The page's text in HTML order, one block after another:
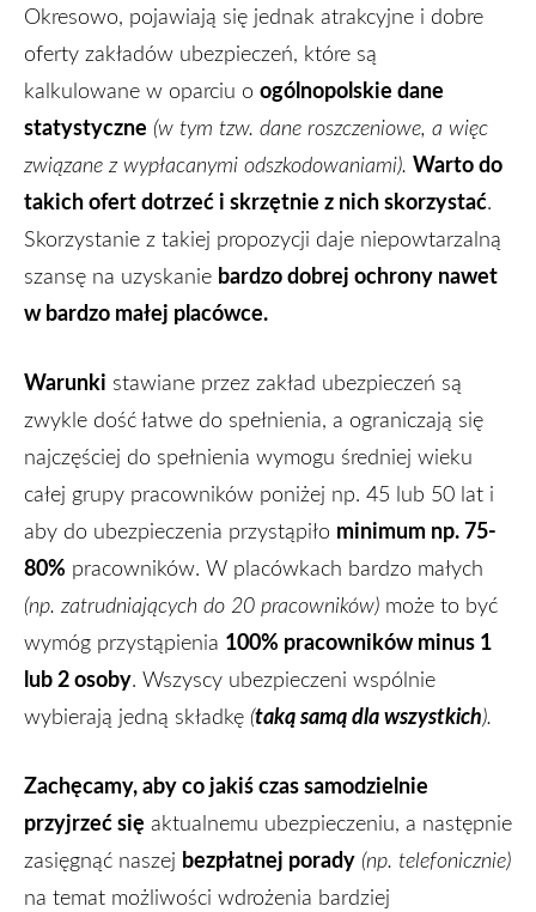
Okresowo, pojawiają się jednak atrakcyjne i dobre
oferty zakładów ubezpieczeń, które są
kalkulowane w oparciu o ogólnopolskie dane
statystyczne (w tym tzw. dane roszczeniowe, a więc
związane z wypłacanymi odszkodowaniami). Warto do
takich ofert dotrzeć i skrzętnie z nich skorzystać.
Skorzystanie z takiej propozycji daje niepowtarzalną
szansę na uzyskanie bardzo dobrej ochronynawet
w bardzo małej placówce.
Warunki stawiane przez zakład ubezpieczeń są
zwykle dość łatwe do spełnienia, a ograniczają się
najczęściej do spełnienia wymogu średniej wieku
całej grupy pracowników poniżej np. 45 lub 50 lat i
aby do ubezpieczenia przystąpiło minimum np. 75-
80% pracowników. W placówkach bardzo małych
(np. zatrudniających do 20 pracowników) może to być
wymóg przystąpienia 100% pracowników minus 1
lub 2 osoby. Wszyscy ubezpieczeni wspólnie
wybierają jedną składkę (taką samą dla wszystkich).
Zachęcamy, aby co jakiś czas samodzielnie
przyjrzeć się aktualnemu ubezpieczeniu, a następnie
zasięgnąć naszej bezpłatnej porady (np. telefonicznie)
na temat możliwości wdrożenia bardziej